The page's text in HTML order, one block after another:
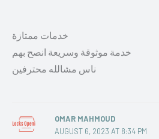
خدمات ممتازة
خدمة موثوقة وسريعة انصح بهم
ناس مشالله محترفين
OMAR MAHMOUD
AUGUST 6, 2023 AT 8:34 PM